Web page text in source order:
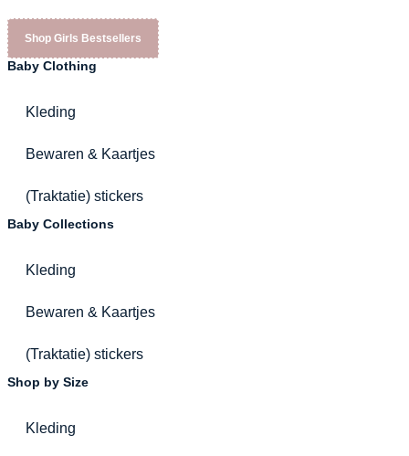
Shop Girls Bestsellers
Baby Clothing
Kleding
Bewaren & Kaartjes
(Traktatie) stickers
Baby Collections
Kleding
Bewaren & Kaartjes
(Traktatie) stickers
Shop by Size
Kleding